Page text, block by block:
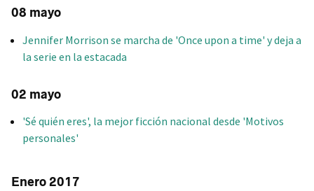
08 mayo
Jennifer Morrison se marcha de 'Once upon a time' y deja a
la serie en la estacada
02 mayo
'Sé quién eres', la mejor ficción nacional desde 'Motivos
personales'
Enero 2017